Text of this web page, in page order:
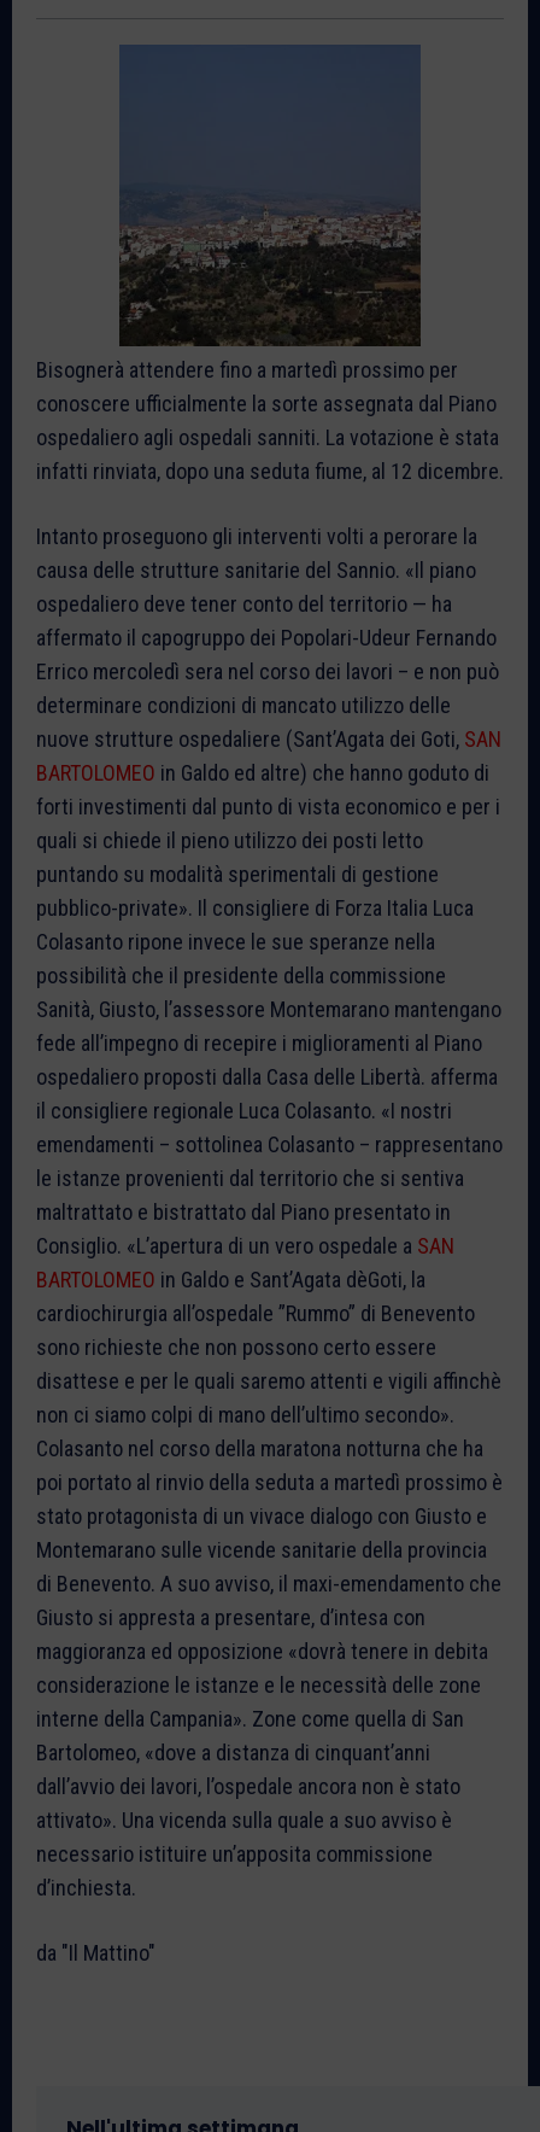
Bisognerà attendere fino a martedì prossimo per
conoscere ufficialmente la sorte assegnata dal Piano
ospedaliero agli ospedali sanniti. La votazione è stata
infatti rinviata, dopo una seduta fiume, al 12 dicembre.
Intanto proseguono gli interventi volti a perorare la
causa delle strutture sanitarie del Sannio. «Il piano
ospedaliero deve tener conto del territorio — ha
affermato il capogruppo dei Popolari-Udeur Fernando
Errico mercoledì sera nel corso dei lavori – e non può
determinare condizioni di mancato utilizzo delle
nuove strutture ospedaliere (Sant’Agata dei Goti, SAN
BARTOLOMEO in Galdo ed altre) che hanno goduto di
forti investimenti dal punto di vista economico e per i
quali si chiede il pieno utilizzo dei posti letto
puntando su modalità sperimentali di gestione
pubblico-private». Il consigliere di Forza Italia Luca
Colasanto ripone invece le sue speranze nella
possibilità che il presidente della commissione
Sanità, Giusto, l’assessore Montemarano mantengano
fede all’impegno di recepire i miglioramenti al Piano
ospedaliero proposti dalla Casa delle Libertà. afferma
il consigliere regionale Luca Colasanto. «I nostri
emendamenti – sottolinea Colasanto – rappresentano
le istanze provenienti dal territorio che si sentiva
maltrattato e bistrattato dal Piano presentato in
Consiglio. «L’apertura di un vero ospedale a SAN
BARTOLOMEO in Galdo e Sant’Agata dèGoti, la
cardiochirurgia all’ospedale ”Rummo” di Benevento
sono richieste che non possono certo essere
disattese e per le quali saremo attenti e vigili affinchè
non ci siamo colpi di mano dell’ultimo secondo».
Colasanto nel corso della maratona notturna che ha
poi portato al rinvio della seduta a martedì prossimo è
stato protagonista di un vivace dialogo con Giusto e
Montemarano sulle vicende sanitarie della provincia
di Benevento. A suo avviso, il maxi-emendamento che
Giusto si appresta a presentare, d’intesa con
maggioranza ed opposizione «dovrà tenere in debita
considerazione le istanze e le necessità delle zone
interne della Campania». Zone come quella di San
Bartolomeo, «dove a distanza di cinquant’anni
dall’avvio dei lavori, l’ospedale ancora non è stato
attivato». Una vicenda sulla quale a suo avviso è
necessario istituire un’apposita commissione
d’inchiesta.
da "Il Mattino"